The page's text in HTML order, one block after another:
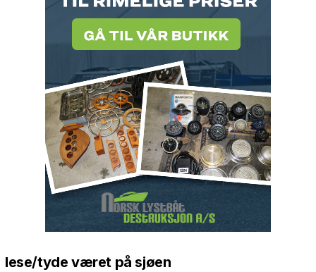
lese/tyde været på sjøen